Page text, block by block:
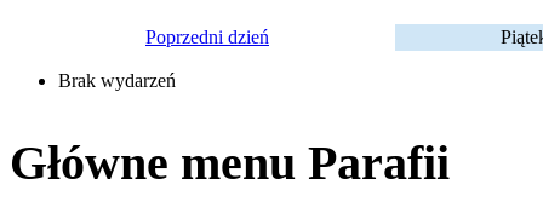
Poprzedni dzień
Brak wydarzeń
Główne menu Parafii